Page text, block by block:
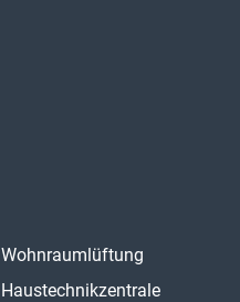
Wohnraumlüftung
Haustechnikzentrale